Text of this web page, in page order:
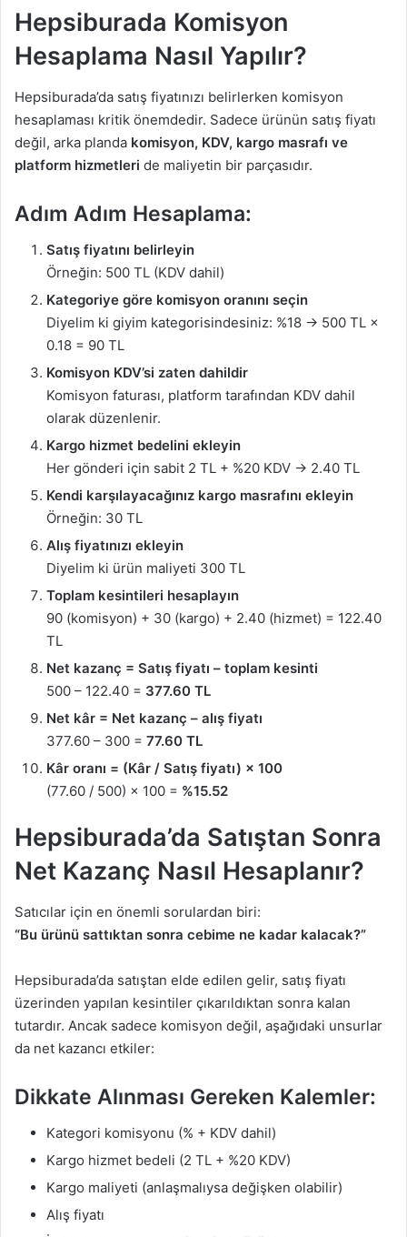
Hepsiburada Komisyon
Hesaplama Nasıl Yapılır?
Hepsiburada’da satış fiyatınızı belirlerken komisyon
hesaplaması kritik önemdedir. Sadece ürünün satış fiyatı
değil, arka planda komisyon, KDV, kargo masrafı ve
platform hizmetleri de maliyetin bir parçasıdır.
Adım Adım Hesaplama:
Satış fiyatını belirleyin
Örneğin: 500 TL (KDV dahil)
Kategoriye göre komisyon oranını seçin
Diyelim ki giyim kategorisindesiniz: %18 → 500 TL ×
0.18 = 90 TL
Komisyon KDV’si zaten dahildir
Komisyon faturası, platform tarafından KDV dahil
olarak düzenlenir.
Kargo hizmet bedelini ekleyin
Her gönderi için sabit 2 TL + %20 KDV → 2.40 TL
Kendi karşılayacağınız kargo masrafını ekleyin
Örneğin: 30 TL
Alış fiyatınızı ekleyin
Diyelim ki ürün maliyeti 300 TL
Toplam kesintileri hesaplayın
90 (komisyon) + 30 (kargo) + 2.40 (hizmet) = 122.40
TL
Net kazanç = Satış fiyatı – toplam kesinti
500 – 122.40 = 377.60 TL
Net kâr = Net kazanç – alış fiyatı
377.60 – 300 = 77.60 TL
Kâr oranı = (Kâr / Satış fiyatı) × 100
(77.60 / 500) × 100 = %15.52
Hepsiburada’da Satıştan Sonra
Net Kazanç Nasıl Hesaplanır?
Satıcılar için en önemli sorulardan biri:
“Bu ürünü sattıktan sonra cebime ne kadar kalacak?”
Hepsiburada’da satıştan elde edilen gelir, satış fiyatı
üzerinden yapılan kesintiler çıkarıldıktan sonra kalan
tutardır. Ancak sadece komisyon değil, aşağıdaki unsurlar
da net kazancı etkiler:
Dikkate Alınması Gereken Kalemler:
Kategori komisyonu (% + KDV dahil)
Kargo hizmet bedeli (2 TL + %20 KDV)
Kargo maliyeti (anlaşmalıysa değişken olabilir)
Alış fiyatı